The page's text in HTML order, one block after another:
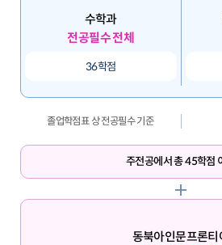
수학과
전공필수 전체
36학점
졸업학점표 상 전공필수 기준
주전공에서 총 45학점
동북아인문프론티